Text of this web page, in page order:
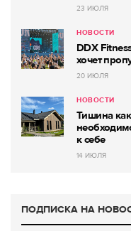
23 ИЮЛЯ
НОВОСТИ
DDX
хочет
20 ИЮЛЯ
НОВОСТИ
Тишина
к себе
14 ИЮЛЯ
ПОДПИСКА НА